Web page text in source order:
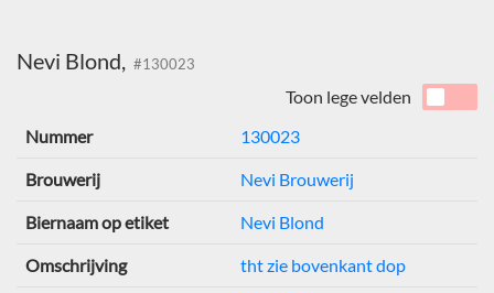
Nevi Blond, #130023
Toon lege velden
Nummer
130023
Brouwerij Nevi Brouwerij
Biernaam op etiket Nevi Blond
Omschrijving tht zie bovenkant dop